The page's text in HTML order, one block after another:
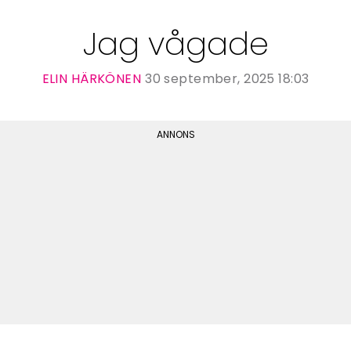
Jag vågade
ELIN HÄRKÖNEN 30 september, 2025 18:03